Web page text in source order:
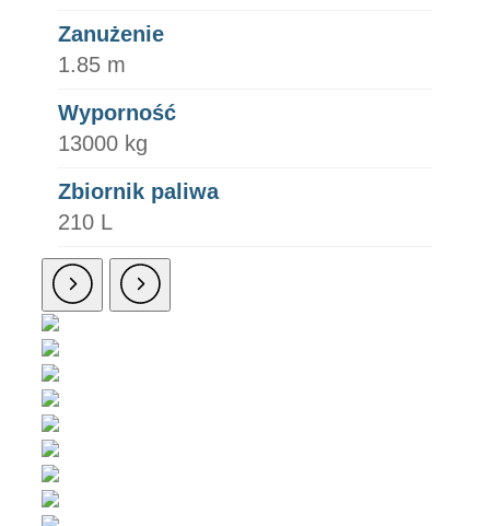
Zanużenie
1.85 m
Wyporność
13000 kg
Zbiornik paliwa
210 L